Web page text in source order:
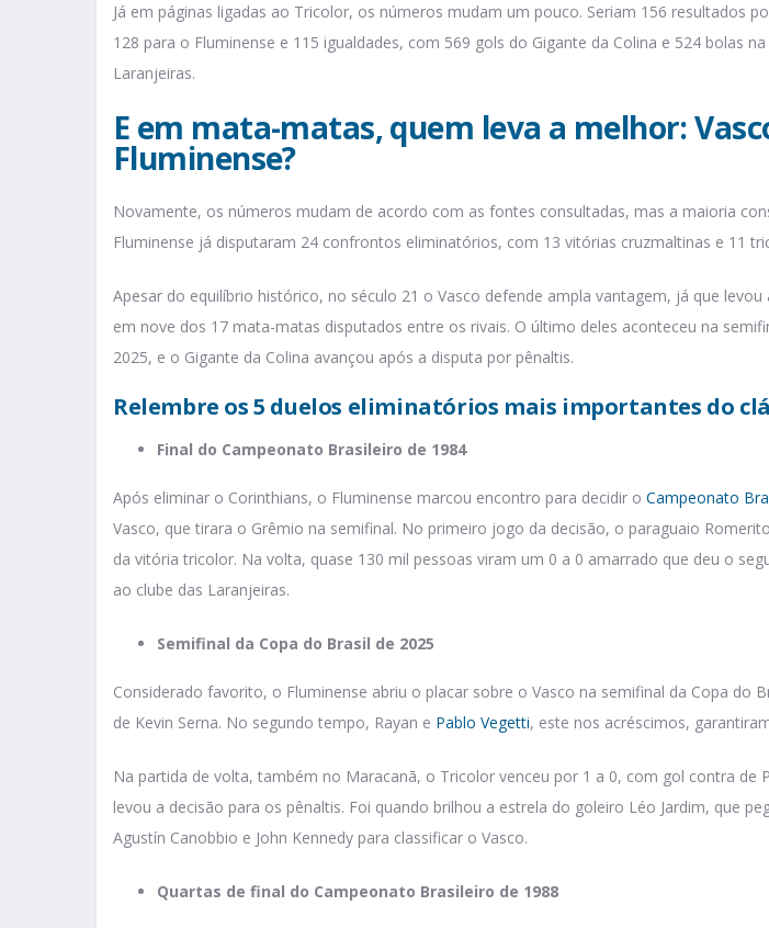
Já em páginas ligadas ao Tricolor, os números mudam um pouco. Seriam 156 resultados
128 para o Fluminense e 115 igualdades, com 569 gols do Gigante da Colina e 524 bolas
Laranjeiras.
E em mata-matas, quem leva a melhor:
Fluminense?
Novamente, os números mudam de acordo com as fontes consultadas, mas a maioria
Fluminense já disputaram 24 confrontos eliminatórios, com 13 vitórias cruzmaltinas e 11
Apesar do equilíbrio histórico, no século 21 o Vasco defende ampla vantagem, já que
em nove dos 17 mata-matas disputados entre os rivais. O último deles aconteceu na
2025, e o Gigante da Colina avançou após a disputa por pênaltis.
Relembre os 5 duelos eliminatórios mais importantes do
Final do Campeonato Brasileiro de 1984
Após eliminar o Corinthians, o Fluminense marcou encontro para decidir o Campeonato
Vasco, que tirara o Grêmio na semifinal. No primeiro jogo da decisão, o paraguaio
da vitória tricolor. Na volta, quase 130 mil pessoas viram um 0 a 0 amarrado que deu o
ao clube das Laranjeiras.
Semifinal da Copa do Brasil de 2025
Considerado favorito, o Fluminense abriu o placar sobre o Vasco na semifinal da Copa do
de Kevin Serna. No segundo tempo, Rayan e Pablo Vegetti, este nos acréscimos,
Na partida de volta, também no Maracanã, o Tricolor venceu por 1 a 0, com gol contra de
levou a decisão para os pênaltis. Foi quando brilhou a estrela do goleiro Léo Jardim, que
Agustín Canobbio e John Kennedy para classificar o Vasco.
Quartas de final do Campeonato Brasileiro de 1988